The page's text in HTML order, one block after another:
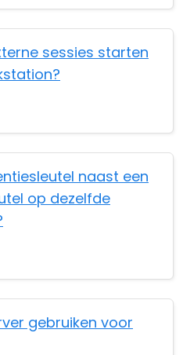
sessies starten
naast een
op dezelfde
gebruiken voor